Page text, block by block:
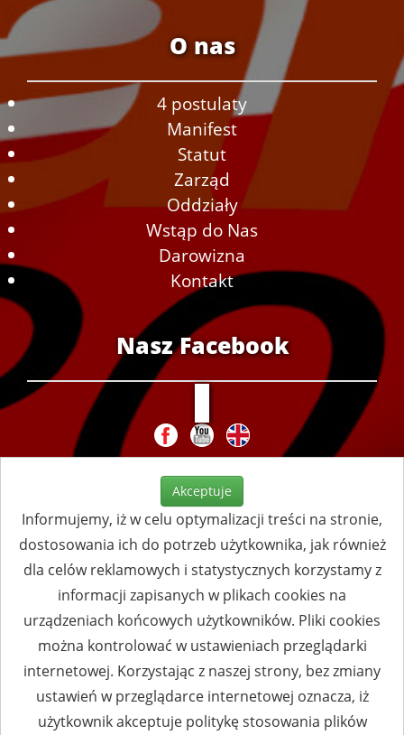
O nas
4 postulaty
Manifest
Statut
Zarząd
Oddziały
Wstąp do Nas
Darowizna
Kontakt
Nasz Facebook
Akceptuje
Informujemy, iż w celu optymalizacji treści na stronie,
dostosowania ich do potrzeb użytkownika, jak również
dla celów reklamowych i statystycznych korzystamy z
informacji zapisanych w plikach cookies na
urządzeniach końcowych użytkowników. Pliki cookies
można kontrolować w ustawieniach przeglądarki
internetowej. Korzystając z naszej strony, bez zmiany
ustawień w przeglądarce internetowej oznacza, iż
użytkownik akceptuje politykę stosowania plików